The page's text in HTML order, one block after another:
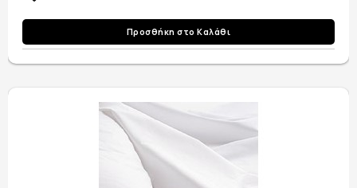
Προσθήκη στο Καλάθι